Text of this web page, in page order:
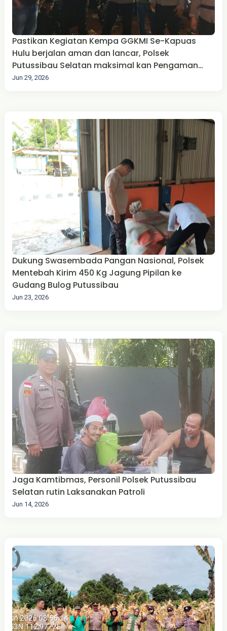
Pastikan Kegiatan Kempa GGKMI Se-Kapuas
Hulu berjalan aman dan lancar, Polsek
Putussibau Selatan maksimal kan Pengaman
dan Pengaturan Lalin
Jun 29, 2026
Dukung Swasembada Pangan Nasional, Polsek
Mentebah Kirim 450 Kg Jagung Pipilan ke
Gudang Bulog Putussibau
Jun 23, 2026
Jaga Kamtibmas, Personil Polsek Putussibau
Selatan rutin Laksanakan Patroli
Jun 14, 2026